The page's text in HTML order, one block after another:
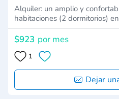
Alquiler: un amplio y
habitaciones (2 dormitorios)
$923 por mes
1
Dejar